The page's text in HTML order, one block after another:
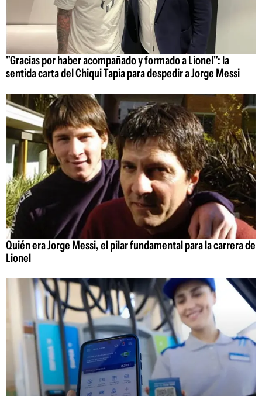
"Gracias por haber acompañado y formado a Lionel": la
sentida carta del Chiqui Tapia para despedir a Jorge Messi
Quién era Jorge Messi, el pilar fundamental para la carrera de
Lionel